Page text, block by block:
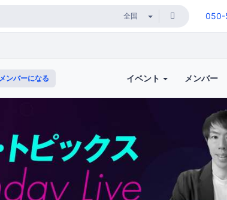
050-
メンバーになる イベント メンバー